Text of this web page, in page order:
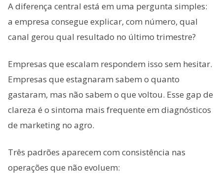
A diferença central está em uma pergunta simples:
a empresa consegue explicar, com número, qual
canal gerou qual resultado no último trimestre?
Empresas que escalam respondem isso sem hesitar.
Empresas que estagnaram sabem o quanto
gastaram, mas não sabem o que voltou. Esse gap de
clareza é o sintoma mais frequente em diagnósticos
de marketing no agro.
Três padrões aparecem com consistência nas
operações que não evoluem: